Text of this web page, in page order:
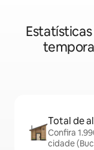
Total de
Confira
cidade